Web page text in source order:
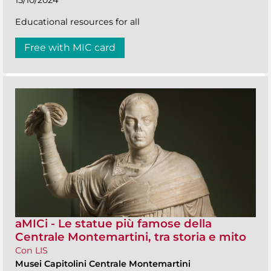
Educational resources for all
Free with MIC card
aMICi - Le statue più famose della
Centrale Montemartini, tra storia e mito
Con LIS
Musei Capitolini Centrale Montemartini